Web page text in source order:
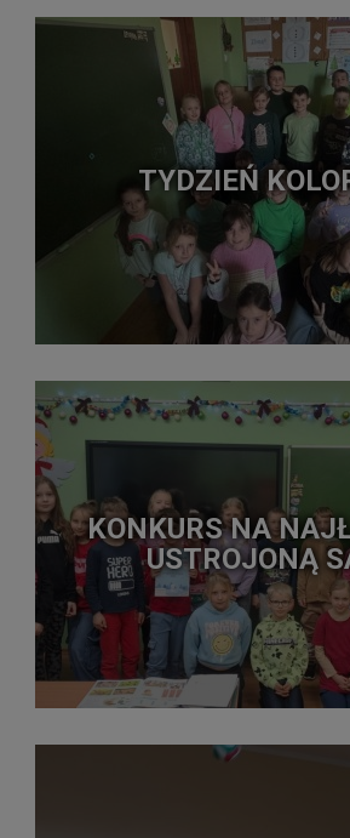
TYDZIEŃ
KONKURS NA
USTROJONĄ